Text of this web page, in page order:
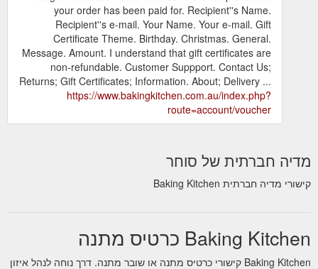
your order has been paid for. Recipient''s Name.
Recipient''s e-mail. Your Name. Your e-mail. Gift
Certificate Theme. Birthday. Christmas. General.
Message. Amount. I understand that gift certificates are
non-refundable. Customer Suppport. Contact Us;
Returns; Gift Certificates; Information. About; Delivery ...
https://www.bakingkitchen.com.au/index.php?
route=account/voucher
מדיה חברתית של סוחר
קישורי מדיה חברתית Baking Kitchen
Baking Kitchen כרטיס מתנה
Baking Kitchen קישורי כרטיס מתנה או שובר מתנה. דרך נוחה לנהל איזון